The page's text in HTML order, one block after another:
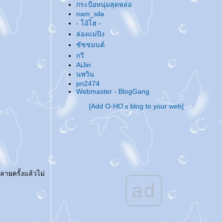
ายครั้งแล้วไม่
@... อัพเดทชีวิต ...@
@... ... ...@
@... Happy New Year 2008 ...@
@... Up Up Up ...@
@... โนดาเมะ..จั..งงงงง ...@
@... แต่งธรรมาสน์ เทศน์มหาชาติ ...@
@... !@#$%^&*#? ...@
@... งานหนังสือกำลังจะมาถึงอีกแว้ว..ว..ว ...@
@... อัพเดทกันหน่อย ...@
@... ทำไมขยัน [น้อย] อย่างนี้ ...@
^o^... คู่มือลิขสิทธิ์สำหรับนักเขียน ...^o^
@... ชวนกันไปงานหนังสือ ...@
กระบือหนุ่มสุดหล่อ
nam_sila
- โอ้โฮ -
ล่องแม่ปิง
ชัชชมนต์
กวี
AiJin
นพวิน
pn2474
Webmaster - BlogGang
[Add O-HO's blog to your web]
ad